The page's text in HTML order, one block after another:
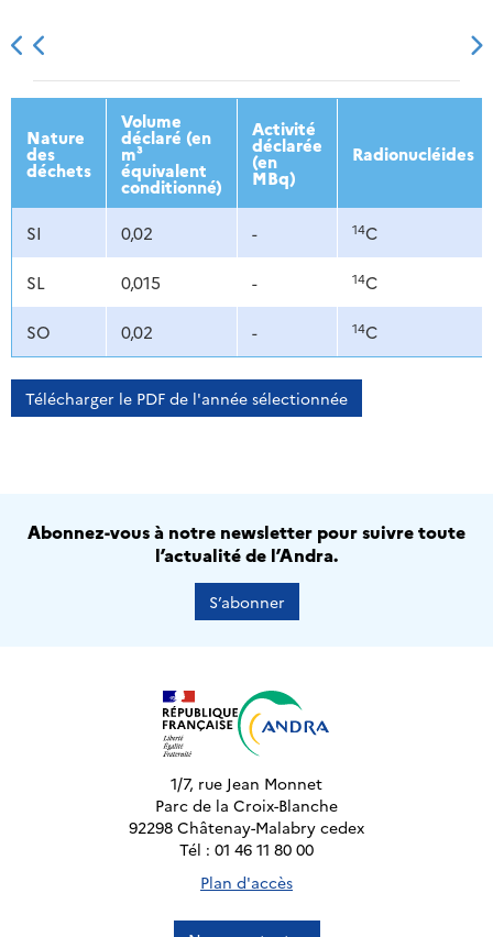
2013 2014 2015 2016
Nature
des
déchets
Volume
déclaré (en
m³
équivalent
conditionné)
Activité
déclarée
(en
MBq)
Radionucléides
SI 0,02 - 14C
SL 0,015 - 14C
SO 0,02 - 14C
Télécharger le PDF de l'année sélectionnée
Abonnez-vous à notre newsletter pour suivre toute
l’actualité de l’Andra.
S’abonner
1/7, rue Jean Monnet
Parc de la Croix-Blanche
92298 Châtenay-Malabry cedex
Tél : 01 46 11 80 00
Plan d'accès